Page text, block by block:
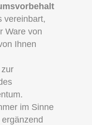
vereinbart,
Ware von
Ihnen
im Sinne